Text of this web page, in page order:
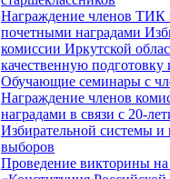
Награждение членов
почетными наградами
комиссии Иркутской
качественную подготовку
Обучающие семинары с
Награждение членов
наградами в связи с 20-
Избирательной системы и
выборов
Проведение викторины на